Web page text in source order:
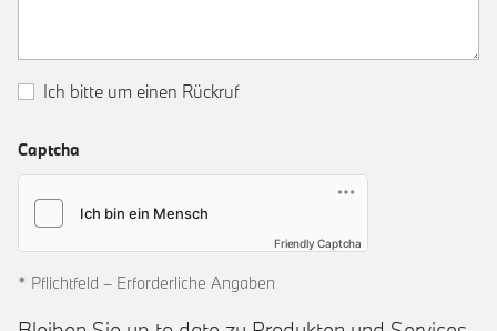
Ich bitte um einen Rückruf
Captcha
Friendly Captcha
* Pflichtfeld – Erforderliche Angaben